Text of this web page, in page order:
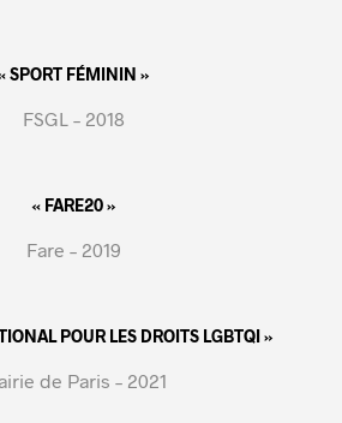
SPORT FÉMININ »
FSGL – 2018
« FARE20 »
Fare – 2019
POUR LES DROITS LGBTQI »
de Paris – 2021